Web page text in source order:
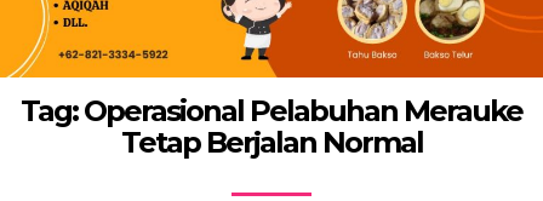
Tag: Operasional Pelabuhan Merauke
Tetap Berjalan Normal